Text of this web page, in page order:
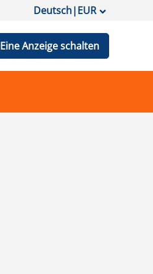
Deutsch|EUR
Eine Anzeige schalten